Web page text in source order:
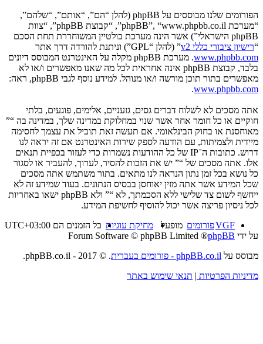
הפורומים שלנו מבוססים על phpBB (להלן “הם”, “אותם”, “שלהם”,
“מערכת phpBB”, “www.phpbb.co.il”, “קבוצת phpBB”, “צוות
phpBB הישראלי”) אשר הינה מערכת בולטיין המשוחררת תחת הסכם
“רישיון ציבורי כללי v2
” (להלן “GPL”) וניתנת להורדה דרך אתר
www.phpbb.com
. מערכת phpBB מקלה על האינטרנט המבוסס דיונים
בלבד, קבוצת phpBB אינה אחראית לכל מה שאנו מאפשרים ו/או לא
מאפשרים בתור תוכן מורשה ו/או מנוהל. למידע נוסף לגבי phpBB, ראה:
www.phpbb.com
.
אתה מסכים לא לשלוח דברים גסים, גזעניים, אלימים, פוגעים, בלתי
חוקיים או כל חומר אחר אשר שנוי במחלוקת במדינה שלך, במדינה בה “”
מאוחסנת או בחוק הבינלאומי. אם תעשה זאת תוביל את עצמך לחסימה
מיידית ולצמיתות, עם הודעה לספק שירות האינטרנט אם זה יראה לנו
דרוש. כתובות ה־IP של כל ההודעות נשמרות כדי לעזור בכפיית תנאים
אלו. אתה מסכים של “” יש את הזכות להסיר, לערוך, להעביר או לסגור
כל נושא בכל זמן נתון הנראה לנו מתאים. בתור משתמש אתה מסכים
שכל המידע אשר אתה מזין יאוחסן בבסיס הנתונים. בעוד שמידע זה לא
ייחשף לשום צד שלישי ללא הסכמתך, לא “” ולא phpBB ישאו באחריות
לכל ניסיון פריצה אשר יכול להוסיף לחשיפת המידע.
VGFפורומים כל הזמנים הם UTC+03:00 מחיקת עוגיות
מופעל
על ידי phpBB
® Forum Software © phpBB Limited
מבוסס על phpBB.co.il - פורומים בעברית
. © 2017 - phpBB.co.il.
מדיניות הפרטיות | תנאי שימוש באתר